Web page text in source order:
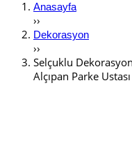
Anasayfa
››
Dekorasyon
››
Selçuklu
Alçıpan Parke Ustası